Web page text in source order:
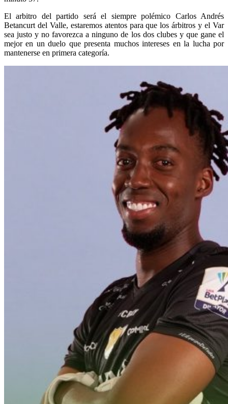
El arbitro del partido será el siempre polémico Carlos Andrés
Betancurt del Valle, estaremos atentos para que los árbitros y el Var
sea justo y no favorezca a ninguno de los dos clubes y que gane el
mejor en un duelo que presenta muchos intereses en la lucha por
mantenerse en primera categoría.